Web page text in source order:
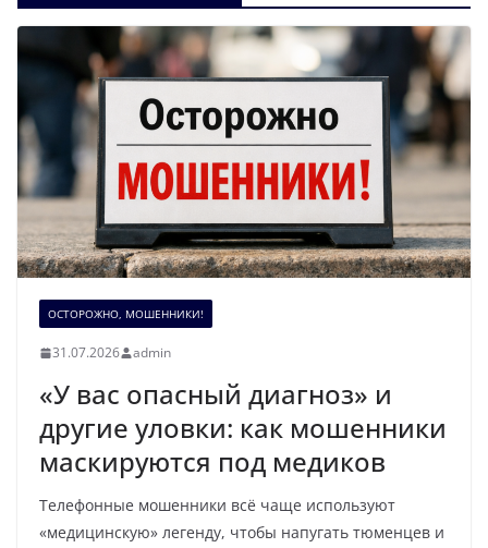
ОСТОРОЖНО, МОШЕННИКИ!
31.07.2026 admin
«У вас опасный диагноз» и
другие уловки: как мошенники
маскируются под медиков
Телефонные мошенники всё чаще используют
«медицинскую» легенду, чтобы напугать тюменцев и